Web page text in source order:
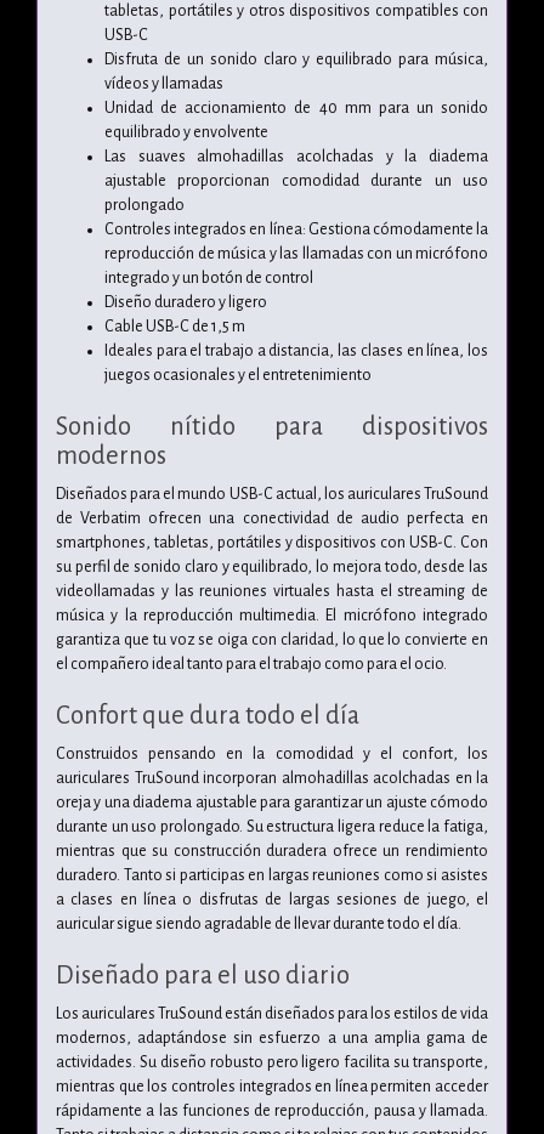
tabletas, portátiles y otros dispositivos compatibles con
USB-C
Disfruta de un sonido claro y equilibrado para música,
vídeos y llamadas
Unidad de accionamiento de 40 mm para un sonido
equilibrado y envolvente
Las suaves almohadillas acolchadas y la diadema
ajustable proporcionan comodidad durante un uso
prolongado
Controles integrados en línea: Gestiona cómodamente la
reproducción de música y las llamadas con un micrófono
integrado y un botón de control
Diseño duradero y ligero
Cable USB-C de 1,5 m
Ideales para el trabajo a distancia, las clases en línea, los
juegos ocasionales y el entretenimiento
Sonido nítido para dispositivos
modernos
Diseñados para el mundo USB-C actual, los auriculares TruSound
de Verbatim ofrecen una conectividad de audio perfecta en
smartphones, tabletas, portátiles y dispositivos con USB-C. Con
su perfil de sonido claro y equilibrado, lo mejora todo, desde las
videollamadas y las reuniones virtuales hasta el streaming de
música y la reproducción multimedia. El micrófono integrado
garantiza que tu voz se oiga con claridad, lo que lo convierte en
el compañero ideal tanto para el trabajo como para el ocio.
Confort que dura todo el día
Construidos pensando en la comodidad y el confort, los
auriculares TruSound incorporan almohadillas acolchadas en la
oreja y una diadema ajustable para garantizar un ajuste cómodo
durante un uso prolongado. Su estructura ligera reduce la fatiga,
mientras que su construcción duradera ofrece un rendimiento
duradero. Tanto si participas en largas reuniones como si asistes
a clases en línea o disfrutas de largas sesiones de juego, el
auricular sigue siendo agradable de llevar durante todo el día.
Diseñado para el uso diario
Los auriculares TruSound están diseñados para los estilos de vida
modernos, adaptándose sin esfuerzo a una amplia gama de
actividades. Su diseño robusto pero ligero facilita su transporte,
mientras que los controles integrados en línea permiten acceder
rápidamente a las funciones de reproducción, pausa y llamada.